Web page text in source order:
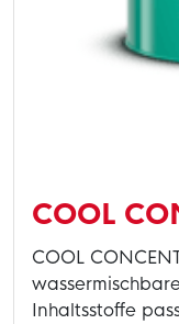
COOL
COOL
Inhaltsstoffe